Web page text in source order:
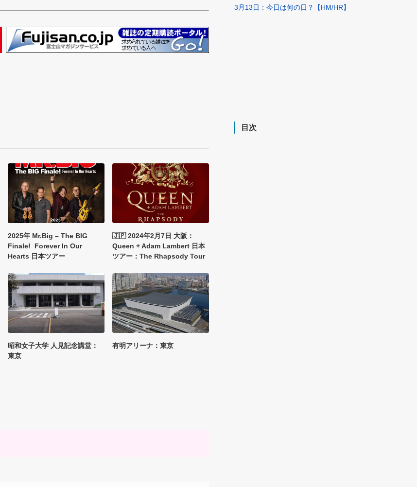
2025年 Mr.Big – The BIG
Finale! Forever In Our
Hearts 日本ツアー
🇯🇵 2024年2月7日 大阪：
Queen + Adam Lambert 日本
ツアー：The Rhapsody Tour
昭和女子大学 人見記念講堂：
東京
有明アリーナ：東京
3月13日：今日は何の日？【HM/HR】